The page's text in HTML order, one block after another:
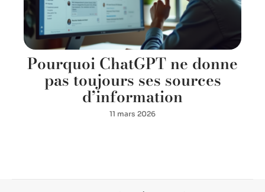
Pourquoi ChatGPT ne donne
pas toujours ses sources
d’information
11 mars 2026